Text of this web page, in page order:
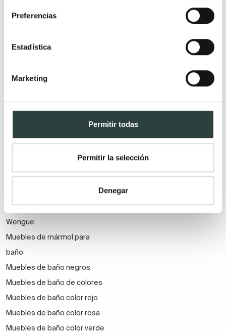
Preferencias
Estadística
Marketing
Permitir todas
Permitir la selección
Denegar
Muebles baño blancos
Muebles de baño blanco
Mueble baño gris ceniza
Muebles de baño color roble y
cerezo
Muebles de baño color
Wengue
Muebles de mármol para
baño
Muebles de baño negros
Muebles de baño de colores
Muebles de baño color rojo
Muebles de baño color rosa
Muebles de baño color verde
Muebles de baño Mid Century
Muebles de baño ranurados
Muebles de baño modernos
Muebles de baño rústicos
Muebles de baño vintage
Muebles de baño clásicos
Muebles de baño estilo
Nórdico